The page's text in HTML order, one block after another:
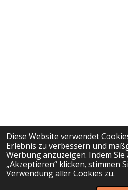
Diese Website verwendet
Erlebnis zu verbessern und
Werbung anzuzeigen. Indem Sie
„Akzeptieren“ klicken, stimmen
Verwendung aller Cookies zu.